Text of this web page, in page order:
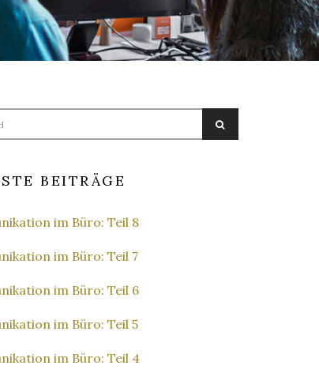
BEITRÄGE
im Büro: Teil 8
im Büro: Teil 7
im Büro: Teil 6
im Büro: Teil 5
im Büro: Teil 4